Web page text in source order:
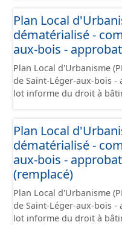
contient les pièces
présentation, le PADD, le
plans de zonages), les
d'aménagement et les
l'attention portée à la
rappelé que seuls les
opposables d'un point de
Plan Local
dématérialisé -
aux-bois -
Plan Local d'Urbanisme
de Saint-Léger-aux-bois -
lot informe du droit à
contient les pièces
présentation, le PADD, le
plans de zonages), les
d'aménagement et les
l'attention portée à la
rappelé que seuls les
opposables d'un point de
Plan Local
dématérialisé -
aux-bois -
(remplacé)
Plan Local d'Urbanisme
de Saint-Léger-aux-bois -
lot informe du droit à